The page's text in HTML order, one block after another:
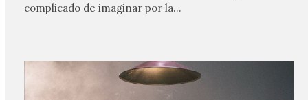
complicado de imaginar por la…